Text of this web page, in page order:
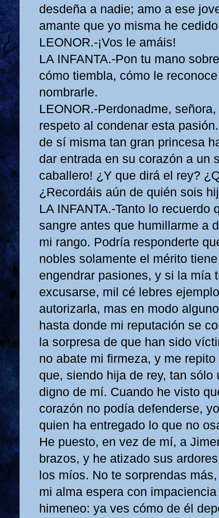
desdeña a nadie; amo a ese
amante que yo misma he
LEONOR.-¡Vos le amáis!
LA INFANTA.-Pon tu mano
cómo tiembla, cómo le
nombrarle.
LEONOR.-Perdonadme,
respeto al condenar esta
de sí misma tan gran princesa
dar entrada en su corazón a un
caballero! ¿Y que dirá el rey?
¿Recordáis aún de quién sois
LA INFANTA.-Tanto lo recuerdo
sangre antes que humillarme a
mi rango. Podría responderte
nobles solamente el mérito
engendrar pasiones, y si la mía
excusarse, mil cé lebres
autorizarla, mas en modo
hasta donde mi reputación se
la sorpresa de que han sido
no abate mi firmeza, y me
que, siendo hija de rey, tan sólo
digno de mí. Cuando he visto
corazón no podía defenderse,
quien ha entregado lo que no
He puesto, en vez de mí, a
brazos, y he atizado sus
los míos. No te sorprendas
mi alma espera con
himeneo: ya ves cómo de él